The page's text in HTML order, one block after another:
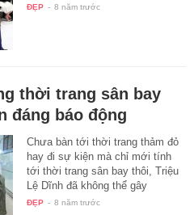
ĐẸP - 8 năm trước
thời trang sân bay
đáng báo động
Chưa bàn tới thời trang thảm đỏ
hay đi sự kiện mà chỉ mới tính
tới thời trang sân bay thôi, Triệu
Lệ Dĩnh đã không thể gây
được…
ĐẸP - 8 năm trước